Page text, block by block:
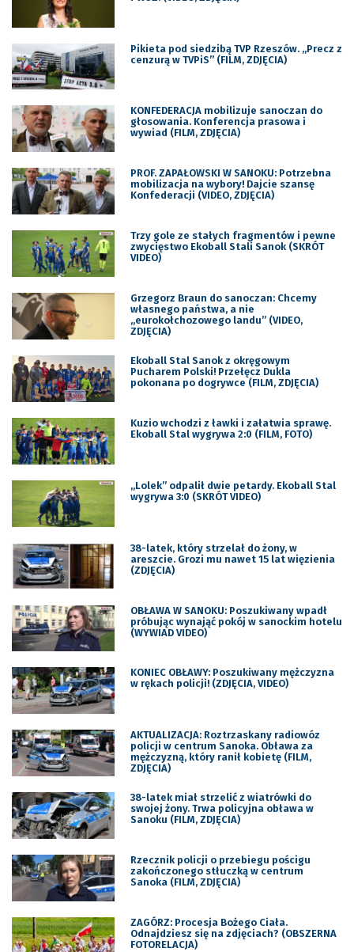
Pikieta pod siedzibą TVP Rzeszów. „Precz z
cenzurą w TVPiS” (FILM, ZDJĘCIA)
KONFEDERACJA mobilizuje sanoczan do
głosowania. Konferencja prasowa i
wywiad (FILM, ZDJĘCIA)
PROF. ZAPAŁOWSKI W SANOKU: Potrzebna
mobilizacja na wybory! Dajcie szansę
Konfederacji (VIDEO, ZDJĘCIA)
Trzy gole ze stałych fragmentów i pewne
zwycięstwo Ekoball Stali Sanok (SKRÓT
VIDEO)
Grzegorz Braun do sanoczan: Chcemy
własnego państwa, a nie
„eurokołchozowego landu” (VIDEO,
ZDJĘCIA)
Ekoball Stal Sanok z okręgowym
Pucharem Polski! Przełęcz Dukla
pokonana po dogrywce (FILM, ZDJĘCIA)
Kuzio wchodzi z ławki i załatwia sprawę.
Ekoball Stal wygrywa 2:0 (FILM, FOTO)
„Lolek” odpalił dwie petardy. Ekoball Stal
wygrywa 3:0 (SKRÓT VIDEO)
38-latek, który strzelał do żony, w
areszcie. Grozi mu nawet 15 lat więzienia
(ZDJĘCIA)
OBŁAWA W SANOKU: Poszukiwany wpadł
próbując wynająć pokój w sanockim hotelu
(WYWIAD VIDEO)
KONIEC OBŁAWY: Poszukiwany mężczyzna
w rękach policji! (ZDJĘCIA, VIDEO)
AKTUALIZACJA: Roztrzaskany radiowóz
policji w centrum Sanoka. Obława za
mężczyzną, który ranił kobietę (FILM,
ZDJĘCIA)
38-latek miał strzelić z wiatrówki do
swojej żony. Trwa policyjna obława w
Sanoku (FILM, ZDJĘCIA)
Rzecznik policji o przebiegu pościgu
zakończonego stłuczką w centrum
Sanoka (FILM, ZDJĘCIA)
ZAGÓRZ: Procesja Bożego Ciała.
Odnajdziesz się na zdjęciach? (OBSZERNA
FOTORELACJA)